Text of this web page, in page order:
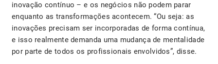
inovação contínuo – e os negócios não podem parar
enquanto as transformações acontecem. “Ou seja: as
inovações precisam ser incorporadas de forma contínua,
e isso realmente demanda uma mudança de mentalidade
por parte de todos os profissionais envolvidos”, disse.